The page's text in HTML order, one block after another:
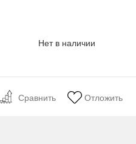
Нет в наличии
Сравнить Отложить